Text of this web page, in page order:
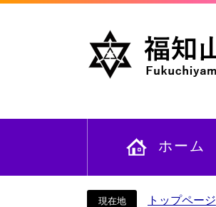
文
ホーム
トップページ